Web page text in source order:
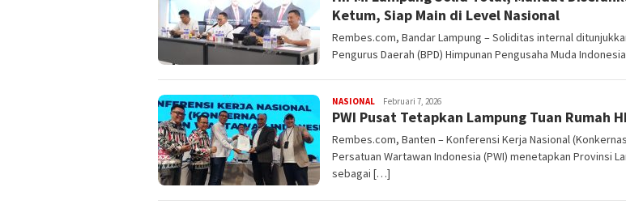
Ketum, Siap Main di Level Nasional
Rembes.com, Bandar Lampung – Soliditas internal
Pengurus Daerah (BPD) Himpunan Pengusaha Muda
NASIONALredaksi
rembes
Februari 7, 2026
PWI Pusat Tetapkan Lampung Tuan Rumah
Rembes.com, Banten – Konferensi Kerja Nasional
Persatuan Wartawan Indonesia (PWI) menetapkan Provinsi
sebagai […]